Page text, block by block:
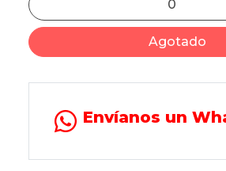
Agotado
Envíanos un